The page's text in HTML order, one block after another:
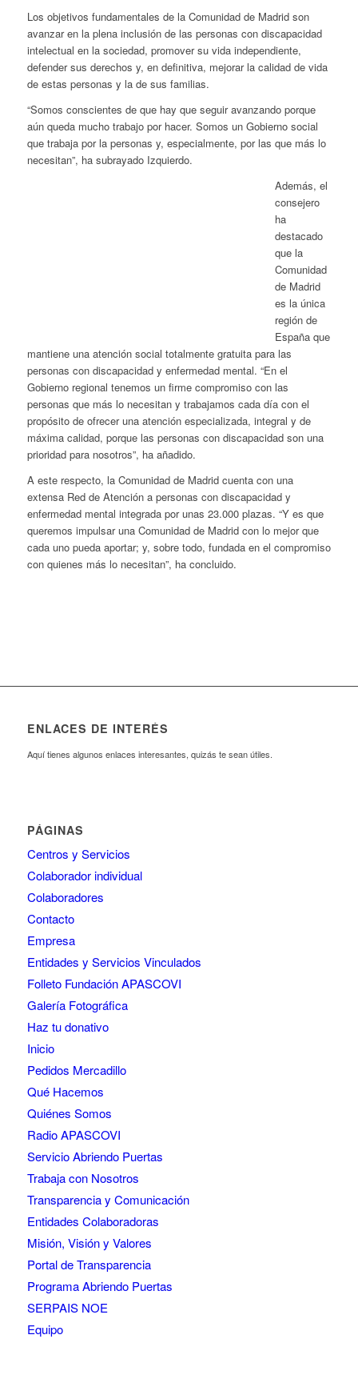
Los objetivos fundamentales de la Comunidad de Madrid son
avanzar en la plena inclusión de las personas con discapacidad
intelectual en la sociedad, promover su vida independiente,
defender sus derechos y, en definitiva, mejorar la calidad de vida
de estas personas y la de sus familias.
“Somos conscientes de que hay que seguir avanzando porque
aún queda mucho trabajo por hacer. Somos un Gobierno social
que trabaja por la personas y, especialmente, por las que más lo
necesitan”, ha subrayado Izquierdo.
Además, el
consejero
ha
destacado
que la
Comunidad
de Madrid
es la única
región de
España que
mantiene una atención social totalmente gratuita para las
personas con discapacidad y enfermedad mental. “En el
Gobierno regional tenemos un firme compromiso con las
personas que más lo necesitan y trabajamos cada día con el
propósito de ofrecer una atención especializada, integral y de
máxima calidad, porque las personas con discapacidad son una
prioridad para nosotros”, ha añadido.
A este respecto, la Comunidad de Madrid cuenta con una
extensa Red de Atención a personas con discapacidad y
enfermedad mental integrada por unas 23.000 plazas. “Y es que
queremos impulsar una Comunidad de Madrid con lo mejor que
cada uno pueda aportar; y, sobre todo, fundada en el compromiso
con quienes más lo necesitan”, ha concluido.
ENLACES DE INTERÉS
Aquí tienes algunos enlaces interesantes, quizás te sean útiles.
PÁGINAS
Centros y Servicios
Colaborador individual
Colaboradores
Contacto
Empresa
Entidades y Servicios Vinculados
Folleto Fundación APASCOVI
Galería Fotográfica
Haz tu donativo
Inicio
Pedidos Mercadillo
Qué Hacemos
Quiénes Somos
Radio APASCOVI
Servicio Abriendo Puertas
Trabaja con Nosotros
Transparencia y Comunicación
Entidades Colaboradoras
Misión, Visión y Valores
Portal de Transparencia
Programa Abriendo Puertas
SERPAIS NOE
Equipo